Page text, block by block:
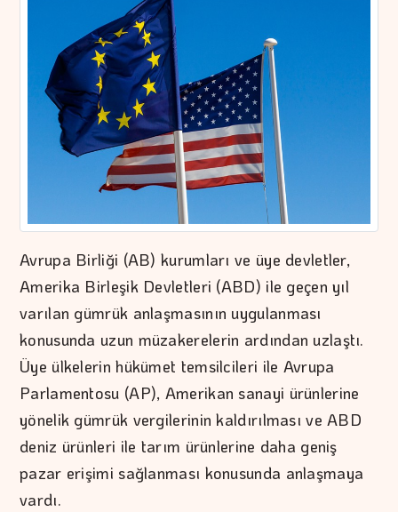
Avrupa Birliği (AB) kurumları ve üye devletler,
Amerika Birleşik Devletleri (ABD) ile geçen yıl
varılan gümrük anlaşmasının uygulanması
konusunda uzun müzakerelerin ardından uzlaştı.
Üye ülkelerin hükümet temsilcileri ile Avrupa
Parlamentosu (AP), Amerikan sanayi ürünlerine
yönelik gümrük vergilerinin kaldırılması ve ABD
deniz ürünleri ile tarım ürünlerine daha geniş
pazar erişimi sağlanması konusunda anlaşmaya
vardı.